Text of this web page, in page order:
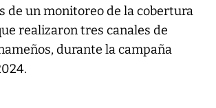
de un monitoreo de la cobertura
realizaron tres canales de
durante la campaña